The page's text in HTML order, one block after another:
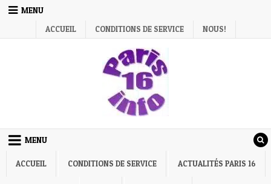
Skip
MENU
ACCUEIL
CONDITIONS DE SERVICE NOUS!
MENU
ACCUEIL CONDITIONS DE SERVICE ACTUALITÉS PARIS 16